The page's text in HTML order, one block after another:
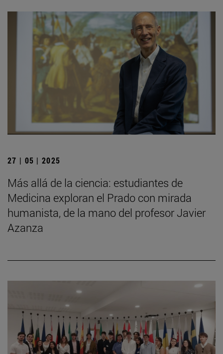
27 | 05 | 2025
Más allá de la ciencia: estudiantes de
Medicina exploran el Prado con mirada
humanista, de la mano del profesor Javier
Azanza